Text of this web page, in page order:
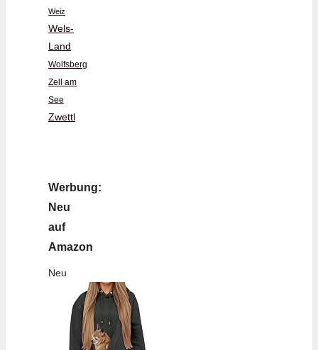
Weiz
Wels-
Land
Wolfsberg
Zell am
See
Zwettl
Werbung:
Neu
auf
Amazon
Neu